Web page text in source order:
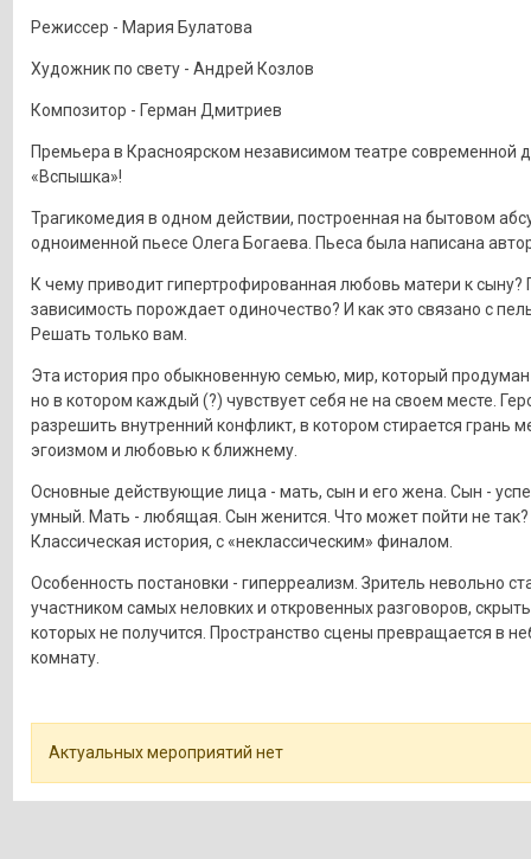
Режиссер - Мария Булатова
Художник по свету - Андрей Козлов
Композитор - Герман Дмитриев
Премьера в Красноярском независимом театре современной
«Вспышка»!
Трагикомедия в одном действии, построенная на бытовом
одноименной пьесе Олега Богаева. Пьеса была написана
К чему приводит гипертрофированная любовь матери к сыну?
зависимость порождает одиночество? И как это связано с
Решать только вам.
Эта история про обыкновенную семью, мир, который
но в котором каждый (?) чувствует себя не на своем месте.
разрешить внутренний конфликт, в котором стирается грань
эгоизмом и любовью к ближнему.
Основные действующие лица - мать, сын и его жена. Сын -
умный. Мать - любящая. Сын женится. Что может пойти не так?
Классическая история, с «неклассическим» финалом.
Особенность постановки - гиперреализм. Зритель невольно
участником самых неловких и откровенных разговоров,
которых не получится. Пространство сцены превращается в
комнату.
Актуальных мероприятий нет